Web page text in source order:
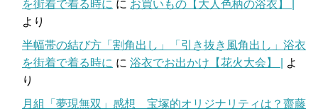
を街着で着る時に に お買いもの【大人色柄の浴衣】 |
より
半幅帯の結び方「割角出し」「引き抜き風角出し」浴衣
を街着で着る時に に 浴衣でお出かけ【花火大会】 |
よ
り
月組「夢現無双」感想 宝塚的オリジナリティは？齋藤